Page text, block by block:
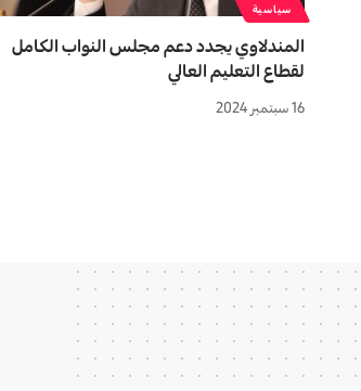
سياسية
المندلاوي يجدد دعم مجلس النواب الكامل
لقطاع التعليم العالي
16 سبتمبر 2024